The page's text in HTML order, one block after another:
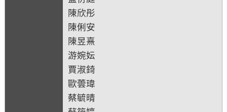
陳欣彤
陳俐安
陳昱熹
游婉妘
賈淑錡
歐蕓瑋
蔡毓晴